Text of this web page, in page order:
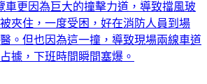
車更因為巨大的撞擊力道，導致擋風玻
夾住，一度受困，好在消防人員到場
。但也因為這一撞，導致現場兩線車道
據，下班時間瞬間塞爆。